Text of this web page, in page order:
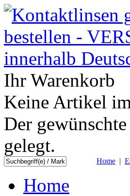
Ihr Warenkorb
Keine Artikel
Der
gelegt.
Home |
Home